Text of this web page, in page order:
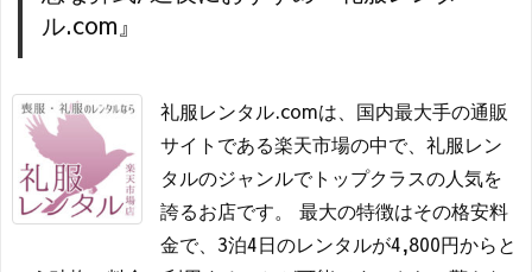
ル.com』
礼服レンタル.comは、国内最大手の通販
サイトである楽天市場の中で、礼服レン
タルのジャンルでトップクラスの人気を
誇るお店です。 最大の特徴はその格安料
金で、3泊4日のレンタルが4,800円からと